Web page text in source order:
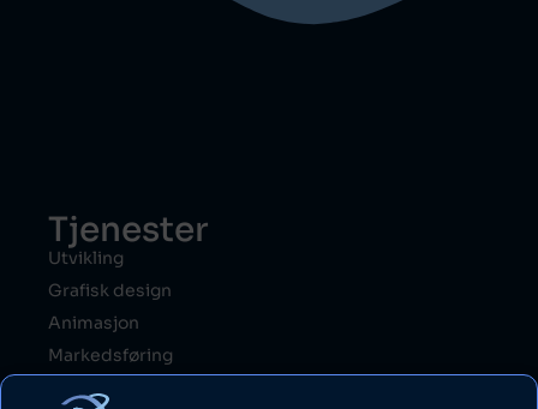
Tjenester
Utvikling
Grafisk design
Animasjon
Markedsføring